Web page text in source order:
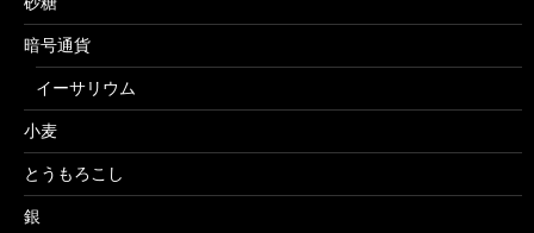
暗号通貨
イーサリウム
小麦
とうもろこし
銀